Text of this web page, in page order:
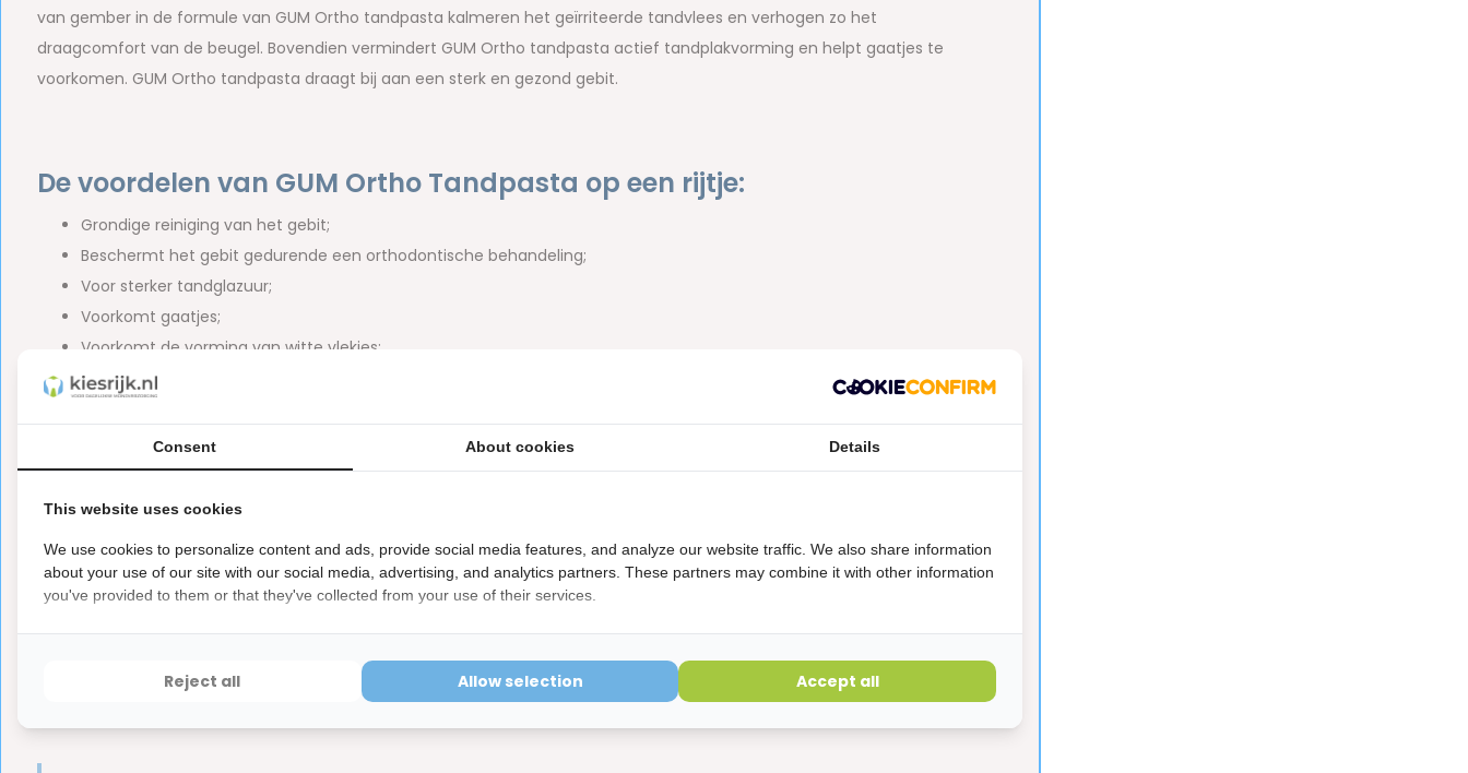
van gember in de formule van GUM Ortho tandpasta kalmeren het geïrriteerde tandvlees en verhogen zo het
draagcomfort van de beugel. Bovendien vermindert GUM Ortho tandpasta actief tandplakvorming en helpt gaatjes te
voorkomen. GUM Ortho tandpasta draagt bij aan een sterk en gezond gebit.
De voordelen van GUM Ortho Tandpasta op een rijtje:
Grondige reiniging van het gebit;
Beschermt het gebit gedurende een orthodontische behandeling;
Voor sterker tandglazuur;
Voorkomt gaatjes;
Voorkomt de vorming van witte vlekjes;
Minder tandplakvorming;
Inhoud van de verpakking:
1x GUM Ortho Tandpasta - 75 ml
Merk: GUM
Gebruik voor een optimale verzorging van je gebit GUM Ortho tandpasta in combinatie met GUM Ortho mondspoeling.
Consent About cookies Details
This website uses cookies
We use cookies to personalize content and ads, provide social media features, and analyze our website traffic. We also share information
about your use of our site with our social media, advertising, and analytics partners. These partners may combine it with other information
you've provided to them or that they've collected from your use of their services.
Reject all Allow selection Accept all